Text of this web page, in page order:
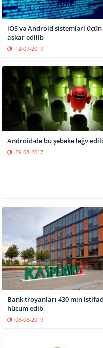
iOS və Android sistemləri
aşkar edilib
12-07-2019
Android-də bu şəbəkə ləğv
29-08-2017
Bank troyanları 430 min
hücum edib
08-08-2019